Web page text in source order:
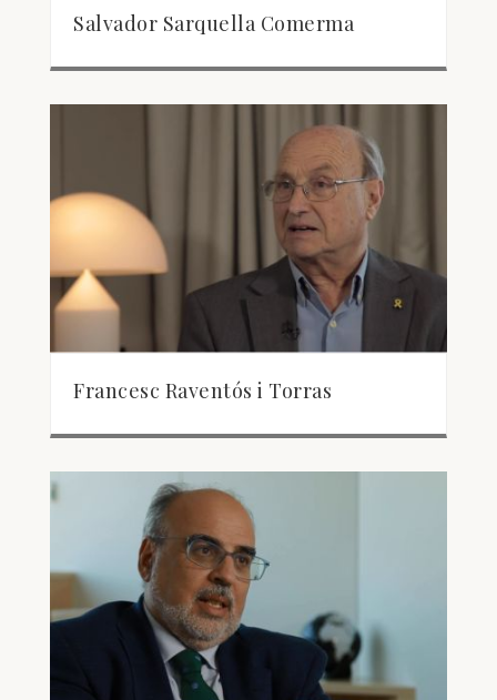
Salvador Sarquella Comerma
Francesc Raventós i Torras